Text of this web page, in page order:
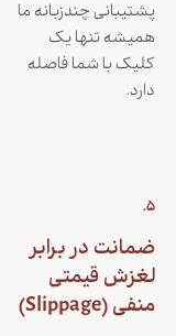
پشتیبانی چندزبانه ما
همیشه تنها یک
کلیک با شما فاصله
دارد.
5.
ضمانت در برابر
لغزش قیمتی
منفی (Slippage)